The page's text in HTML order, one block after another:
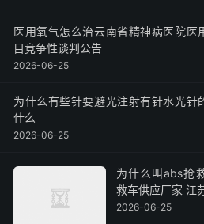
医用氧气怎么治云南省精神病医院医
目竞争性谈判公告
2026-06-25
为什么有些针要避光注射有针水光针
什么
2026-06-25
为什么叫abs抢
救车供应厂家 江
2026-06-25